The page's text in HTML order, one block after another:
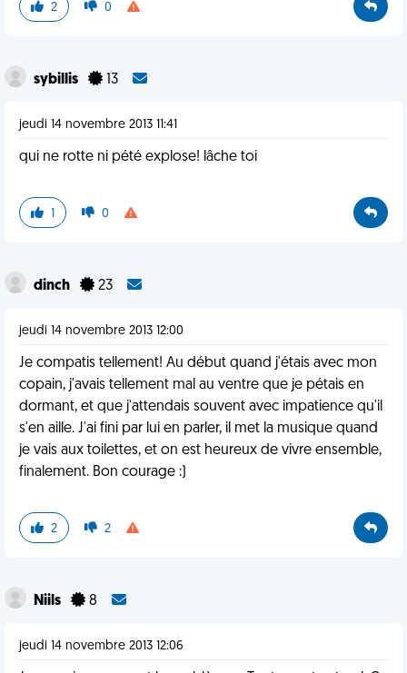
2 0
sybillis 13
jeudi 14 novembre 2013 11:41
qui ne rotte ni pété explose! lâche toi
1 0
dinch 23
jeudi 14 novembre 2013 12:00
Je compatis tellement! Au début quand j'étais avec mon
copain, j'avais tellement mal au ventre que je pétais en
dormant, et que j'attendais souvent avec impatience qu'il
s'en aille. J'ai fini par lui en parler, il met la musique quand
je vais aux toilettes, et on est heureux de vivre ensemble,
finalement. Bon courage :)
2 2
Niils 8
jeudi 14 novembre 2013 12:06